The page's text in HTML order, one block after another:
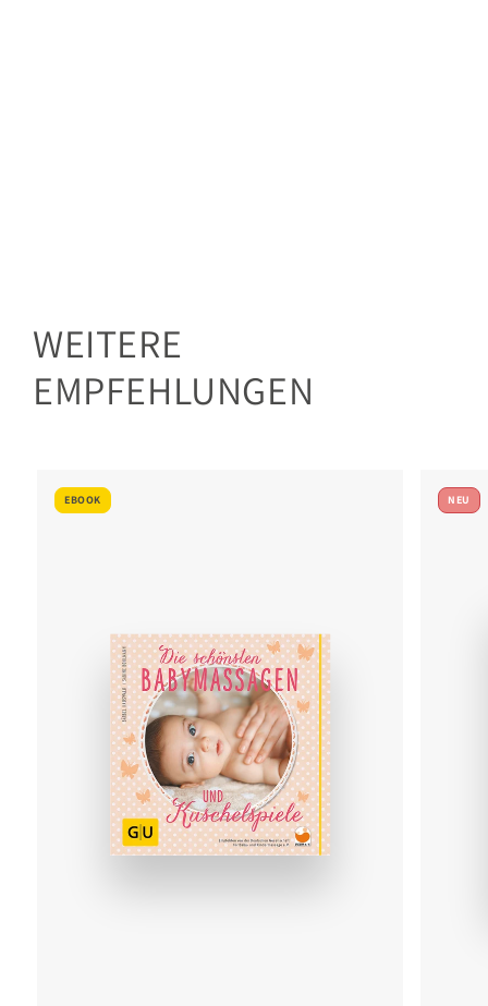
WEITERE
EMPFEHLUNGEN
EBOOK NEU